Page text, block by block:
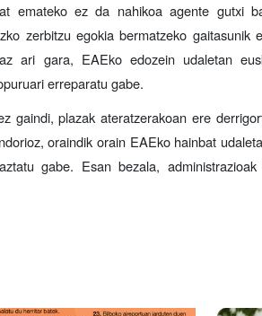
emateko ez da nahikoa agente gutxi
zerbitzu egokia bermatzeko gaitasunik
ari gara, EAEko edozein udaletan
erreparatu gabe.
gaindi, plazak ateratzerakoan ere
oraindik orain EAEko hainbat
gabe. Esan bezala,